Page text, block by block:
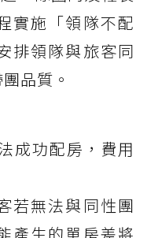
實施「領隊不配
排領隊與旅客同
品質。
成功配房，費用
若無法與同性團